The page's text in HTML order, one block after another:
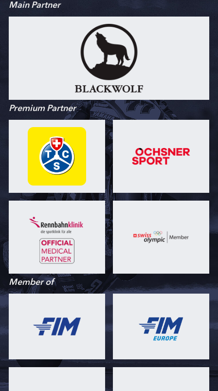
Main Partner
Premium Partner
Member of